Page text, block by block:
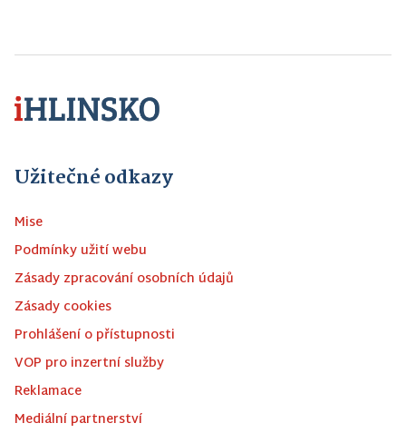
Užitečné odkazy
Mise
Podmínky užití webu
Zásady zpracování osobních údajů
Zásady cookies
Prohlášení o přístupnosti
VOP pro inzertní služby
Reklamace
Mediální partnerství